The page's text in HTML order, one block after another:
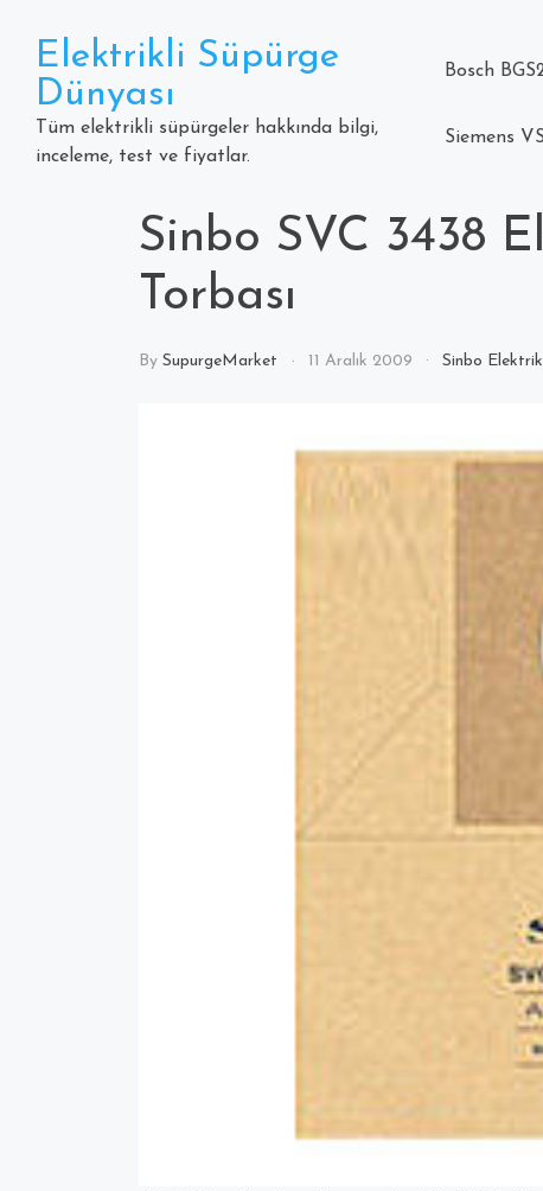
contentElektrikli Süpürge
Dünyası
Tüm elektrikli süpürgeler hakkında bilgi,
inceleme, test ve fiyatlar.
Bosch
Siemens
Sinbo SVC 3438
Torbası
By SupurgeMarket 11 Aralık 2009 Sinbo